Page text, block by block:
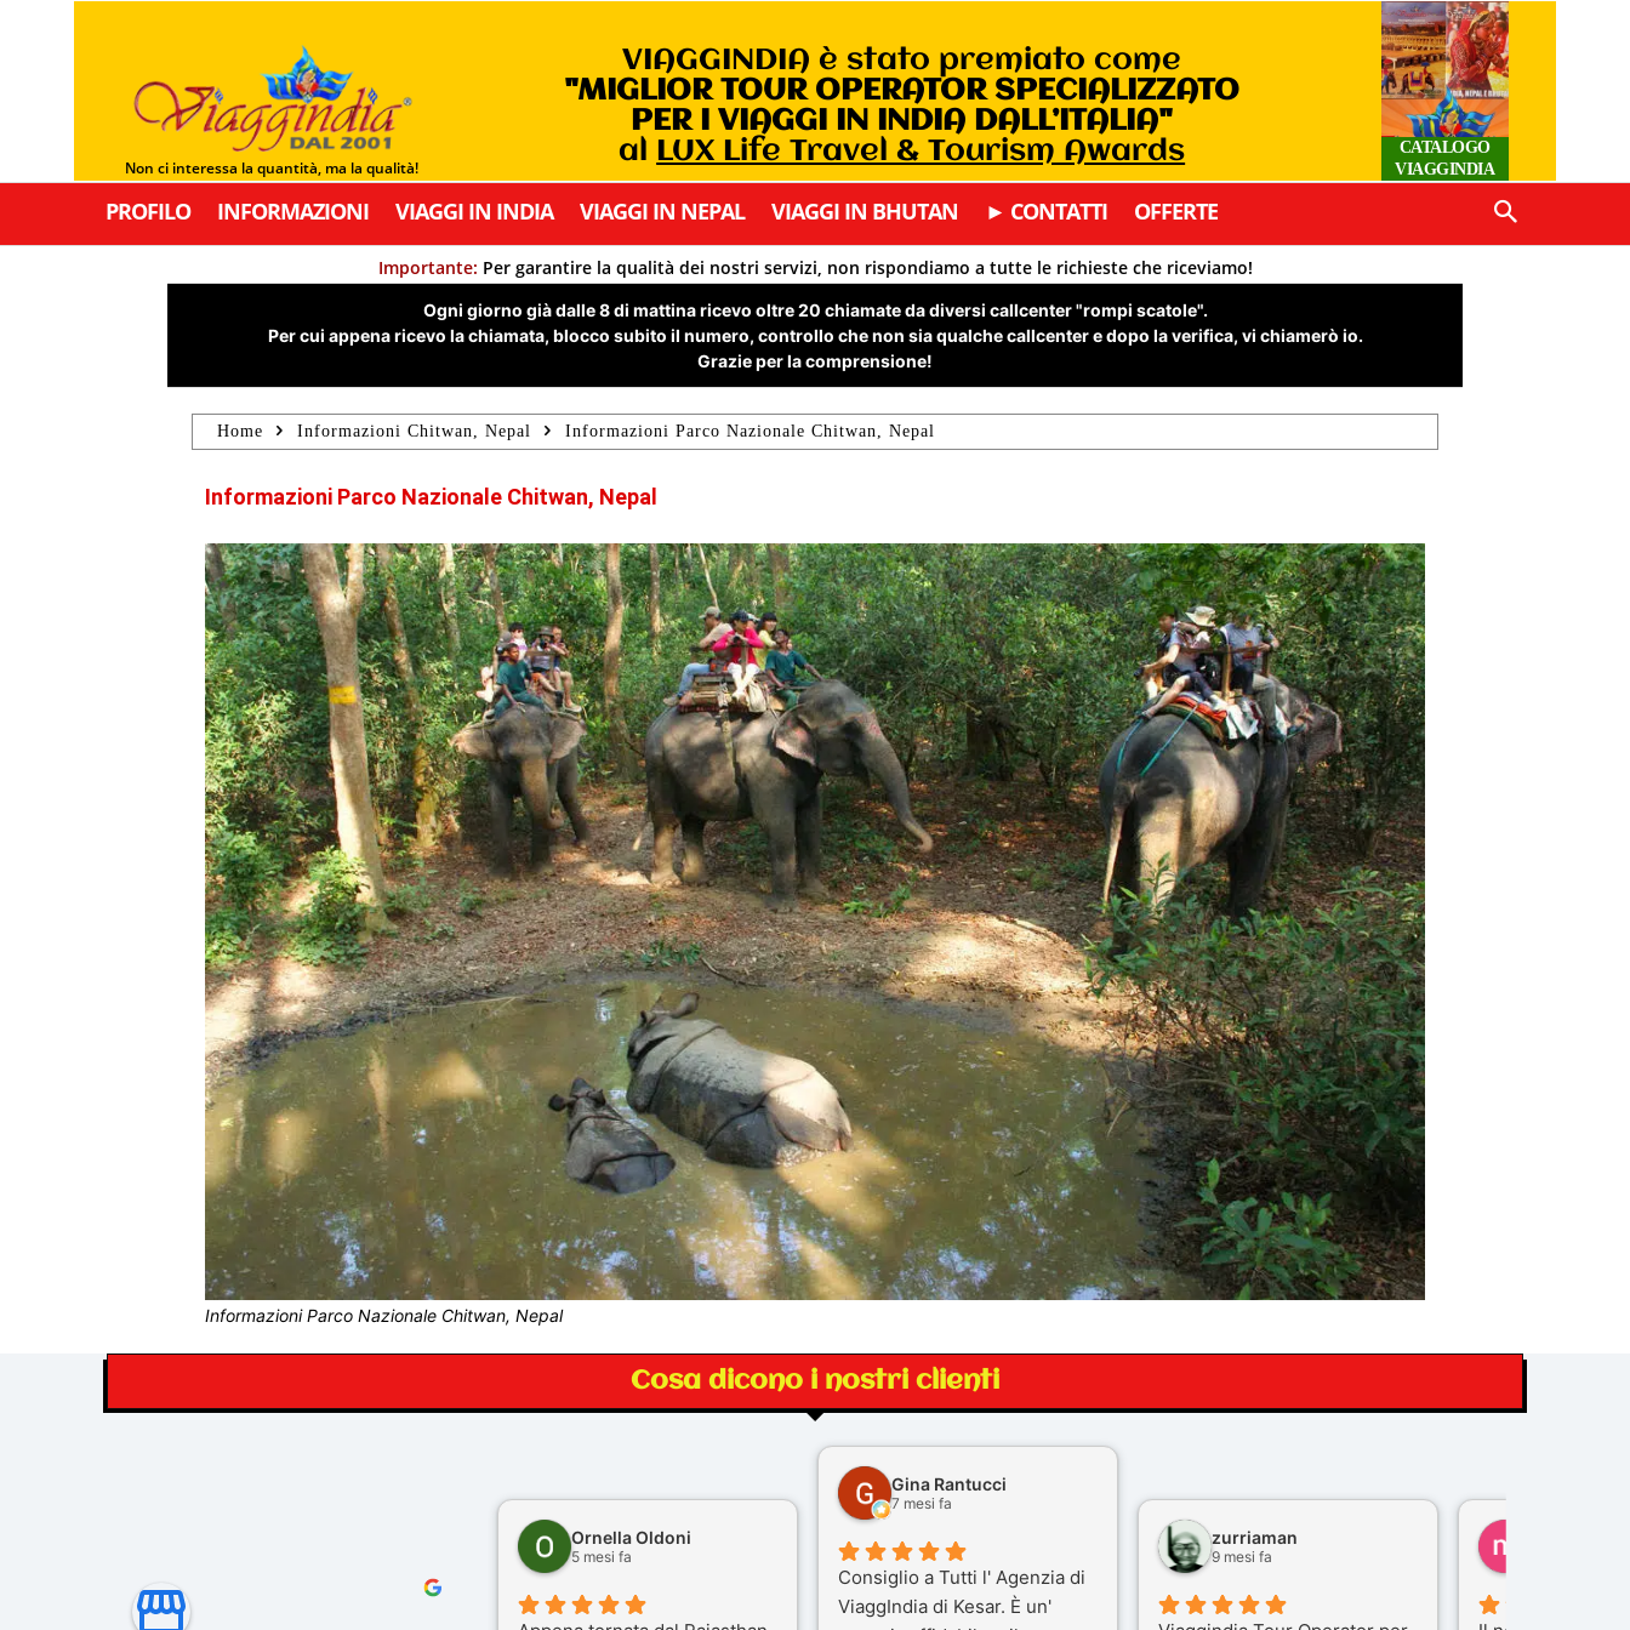
Non ci interessa la quantità, ma la qualità!
VIAGGINDIA è stato premiato come
"MIGLIOR TOUR OPERATOR SPECIALIZZATO
PER I VIAGGI IN INDIA DALL’ITALIA"
al LUX Life Travel & Tourism Awards
CATALOGO
VIAGGINDIA
PROFILO INFORMAZIONI VIAGGI IN INDIA VIAGGI IN NEPAL VIAGGI IN BHUTAN ► CONTATTI OFFERTE
Importante: Per garantire la qualità dei nostri servizi, non rispondiamo a tutte le richieste che riceviamo!
Ogni giorno già dalle 8 di mattina ricevo oltre 20 chiamate da diversi callcenter "rompi scatole".
Per cui appena ricevo la chiamata, blocco subito il numero, controllo che non sia qualche callcenter e dopo la verifica, vi chiamerò io.
Grazie per la comprensione!
Home Informazioni Chitwan, Nepal Informazioni Parco Nazionale Chitwan, Nepal
Informazioni Parco Nazionale Chitwan, Nepal
Informazioni Parco Nazionale Chitwan, Nepal
Cosa dicono i nostri clienti
Ornella Oldoni
5 mesi fa
Gina Rantucci
7 mesi fa
Consiglio a Tutti l' Agenzia di
ViaggIndia di Kesar. È un'
zurriaman
9 mesi fa